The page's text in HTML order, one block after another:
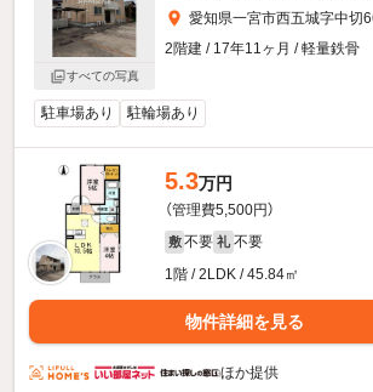
すべての写真
愛知県一宮市西五城字中切
2階建 / 17年11ヶ月 / 軽量鉄骨
駐車場あり 駐輪場あり
5.3万円
（管理費5,500円）
敷 不要 礼 不要
1階 / 2LDK / 45.84㎡
物件詳細を見る
ほか提供